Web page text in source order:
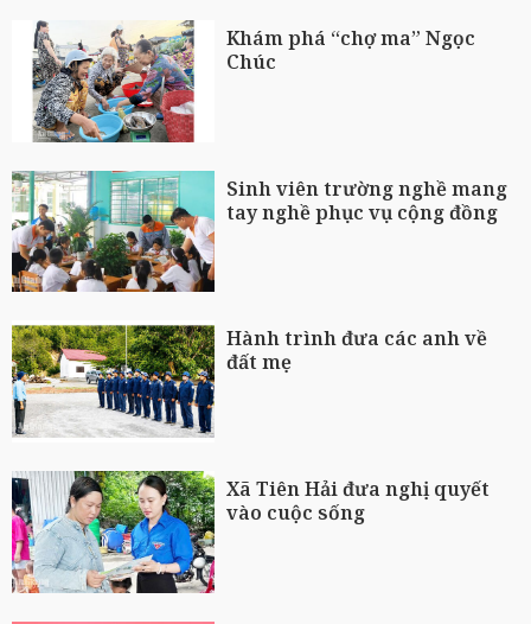
Khám phá “chợ ma” Ngọc
Chúc
Sinh viên trường nghề mang
tay nghề phục vụ cộng đồng
Hành trình đưa các anh về
đất mẹ
Xã Tiên Hải đưa nghị quyết
vào cuộc sống